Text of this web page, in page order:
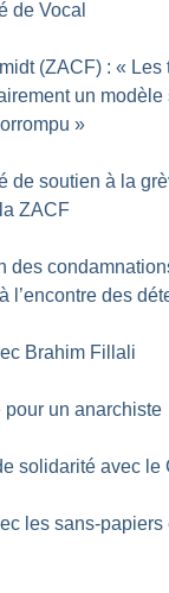
de Vocal
(ZACF) : « Les
un
»
de soutien à la
ZACF
des
l’encontre des
Brahim Fillali
pour un anarchiste
solidarité avec le
les sans-